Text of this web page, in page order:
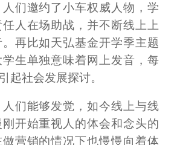
们邀约了小车权威人物，学
人在场助战，并不断线上上
再比如天弘基金开学季主题
生单独意味着网上发音，每
起社会发展探讨。
们能够发觉，如今线上与线
开始重视人的体会和念头的
营销的情况下也慢慢向着体